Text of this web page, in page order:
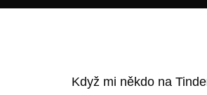
Když mi někdo na